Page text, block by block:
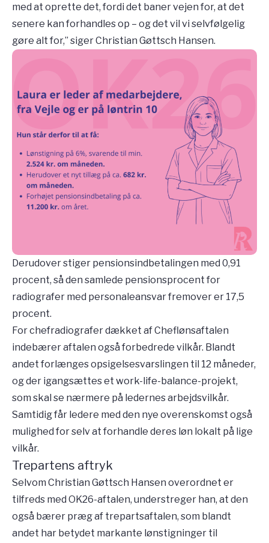
med at oprette det, fordi det baner vejen for, at det
senere kan forhandles op – og det vil vi selvfølgelig
gøre alt for,” siger Christian Gøttsch Hansen.
Derudover stiger pensionsindbetalingen med 0,91
procent, så den samlede pensionsprocent for
radiografer med personaleansvar fremover er 17,5
procent.
For chefradiografer dækket af Cheflønsaftalen
indebærer aftalen også forbedrede vilkår. Blandt
andet forlænges opsigelsesvarslingen til 12 måneder,
og der igangsættes et work-life-balance-projekt,
som skal se nærmere på ledernes arbejdsvilkår.
Samtidig får ledere med den nye overenskomst også
mulighed for selv at forhandle deres løn lokalt på lige
vilkår.
Trepartens aftryk
Selvom Christian Gøttsch Hansen overordnet er
tilfreds med OK26-aftalen, understreger han, at den
også bærer præg af trepartsaftalen, som blandt
andet har betydet markante lønstigninger til